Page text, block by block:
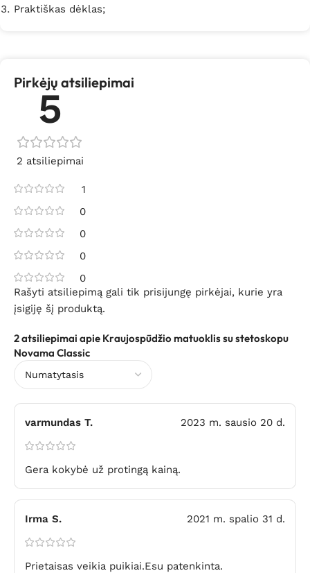
Praktiškas dėklas;
Pirkėjų atsiliepimai
5
2 atsiliepimai
1
0
0
0
0
2 atsiliepimai apie Kraujospūdžio matuoklis su stetoskopu
Novama Classic
varmundas T. 2023 m. sausio 20 d.
Gera kokybė už protingą kainą.
Irma S. 2021 m. spalio 31 d.
Prietaisas veikia puikiai.Esu patenkinta.
Rašyti atsiliepimą gali tik prisijungę pirkėjai, kurie yra
įsigiję šį produktą.